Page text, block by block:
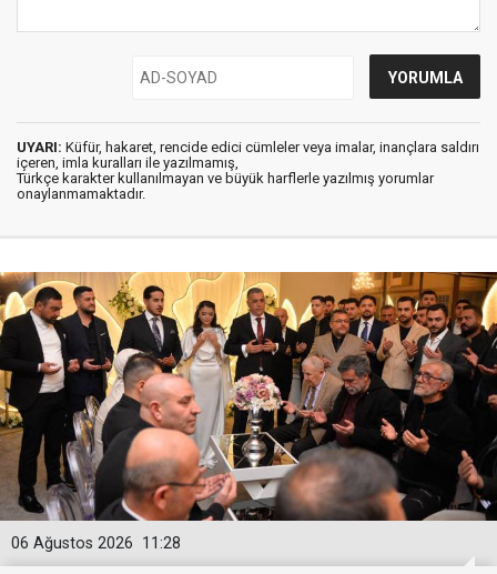
UYARI: Küfür, hakaret, rencide edici cümleler veya imalar, inançlara saldırı
içeren, imla kuralları ile yazılmamış,
Türkçe karakter kullanılmayan ve büyük harflerle yazılmış yorumlar
onaylanmamaktadır.
11:28
06 Ağustos 2026